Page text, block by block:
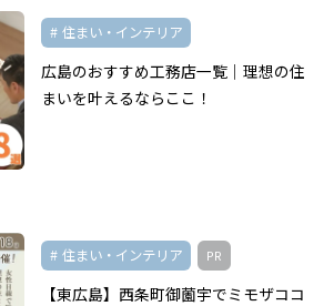
住まい・インテリア
広島のおすすめ工務店一覧｜理想の住
まいを叶えるならここ！
住まい・インテリア PR
【東広島】西条町御薗宇でミモザココ